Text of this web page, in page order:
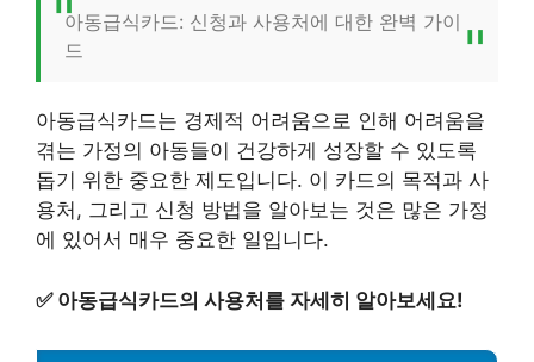
아동급식카드: 신청과 사용처에 대한 완벽 가이
드
아동급식카드는 경제적 어려움으로 인해 어려움을
겪는 가정의 아동들이 건강하게 성장할 수 있도록
돕기 위한 중요한 제도입니다. 이 카드의 목적과 사
용처, 그리고 신청 방법을 알아보는 것은 많은 가정
에 있어서 매우 중요한 일입니다.
✅ 아동급식카드의 사용처를 자세히 알아보세요!